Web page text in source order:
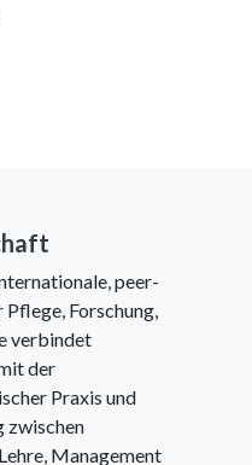
peer-
Forschung,
verbindet
der
Praxis und
zwischen
Management